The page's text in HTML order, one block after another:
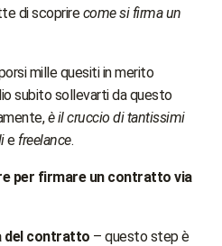
di scoprirecome si firma un
mille quesiti in merito
subito sollevarti da questo
è il cruccio di tantissimi
e freelance.
per firmare un contratto via
del contratto – questo step è